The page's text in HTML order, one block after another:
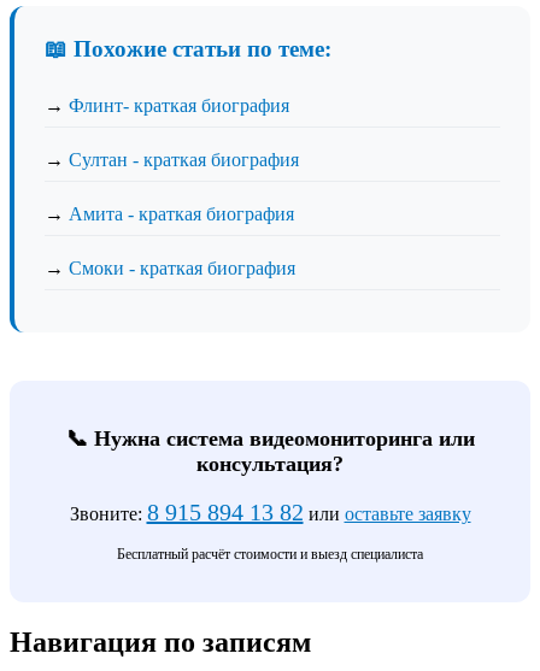
📖 Похожие статьи по теме:
→ Флинт- краткая биография
→ Султан - краткая биография
→ Амита - краткая биография
→ Смоки - краткая биография
📞 Нужна система видеомониторинга или
консультация?
Звоните: 8 915 894 13 82 или оставьте заявку
Бесплатный расчёт стоимости и выезд специалиста
Навигация по записям